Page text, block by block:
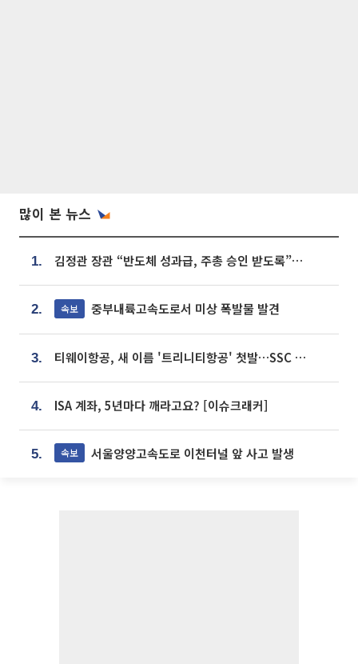
많이 본 뉴스
1. 김정관 장관 “반도체 성과급, 주총 승인 받도록”…상법·자본시장법 개정 시사
2. 속보 중부내륙고속도로서 미상 폭발물 발견
3. 티웨이항공, 새 이름 '트리니티항공' 첫발…SSC 전략 본격화
4. ISA 계좌, 5년마다 깨라고요? [이슈크래커]
5. 속보 서울양양고속도로 이천터널 앞 사고 발생